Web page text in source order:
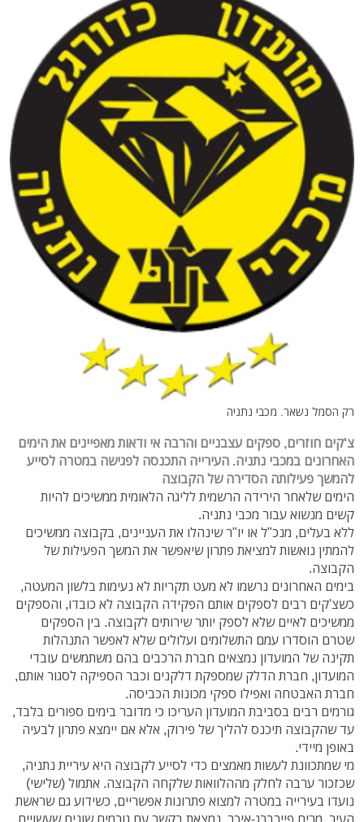
רק הסמל נשאר. מכבי נתניה
צ'קים חוזרים, ספקים עצבניים והרבה אי ודאות מאפיינים את הימים
האחרונים במכבי נתניה. העירייה התכנסה לפגישה במטרה לסייע
להמשך פעילותה הסדירה של הקבוצה
הימים שלאחר הירידה הרשמית לליגה הלאומית ממשיכים להיות
קשים מנשוא עבור מכבי נתניה.
ללא בעלים, מנכ"ל או יו"ר שינהלו את העניינים, בקבוצה ממשיכים
להמתין נואשות למציאת פתרון שיאפשר את המשך הפעילות של
הקבוצה.
בימים האחרונים נרשמו לא מעט תקריות לא נעימות בלשון המעטה,
כשצ'קים רבים לספקים אותם הפקידה הקבוצה לא כובדו, והספקים
ממשיכים לאיים שלא לספק יותר שירותים לקבוצה. בין הספקים
שטרם הוסדרו עמם התשלומים ועלולים שלא לאפשר התנהלות
תקינה של המועדון נמצאים חברת הרכבים בהם משתמשים עובדי
המועדון, חברת הדלק שמספקת דלקנים וכבר הספיקה לסגור אותם,
חברת האבטחה ואפילו ספקי מכונות הכביסה.
גורמים רבים בסביבת המועדון העריכו כי מדובר בימים ספורים בלבד,
עד שהקבוצה תיכנס להליך של פירוק, אלא אם יימצא פתרון לבעיה
באופן מיידי.
מי שמתכוונת לעשות מאמצים כדי לסייע לקבוצה היא עיריית נתניה,
שכזכור ערבה לחלק מההלוואות שלקחה הקבוצה. אתמול (שלישי)
נועדו בעירייה במטרה למצוא פתרונות אפשריים, כשידוע גם שראשת